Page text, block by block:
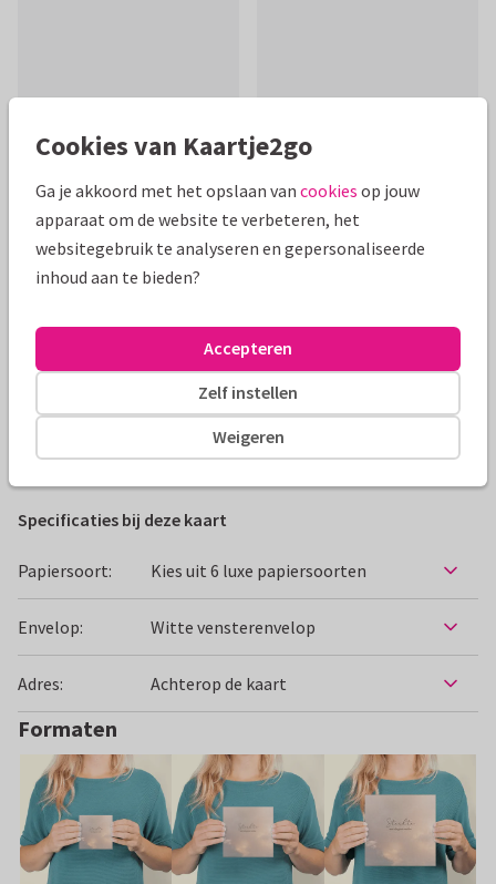
Productinformatie
Een stijlvolle kaart om iemand veel sterkte te wensen bij het
Alle kaarten zijn helemaal naar wens aan te passen
Condoleancekaarten Rosemarijn
Specificaties bij deze kaart
Papiersoort: Kies uit 6 luxe papiersoorten
Envelop: Witte vensterenvelop
Adres: Achterop de kaart
Formaten
Cookies van Kaartje2go
Ga je akkoord met het opslaan van cookies op jouw
apparaat om de website te verbeteren, het
websitegebruik te analyseren en gepersonaliseerde
inhoud aan te bieden?
Weigeren
Zelf instellen
Accepteren